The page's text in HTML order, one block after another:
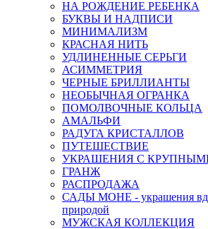
НА РОЖДЕНИЕ РЕБЕНКА
БУКВЫ И НАДПИСИ
МИНИМАЛИЗМ
КРАСНАЯ НИТЬ
УДЛИНЕННЫЕ СЕРЬГИ
АСИММЕТРИЯ
ЧЕРНЫЕ БРИЛЛИАНТЫ
НЕОБЫЧНАЯ ОГРАНКА
ПОМОЛВОЧНЫЕ КОЛЬЦА
АМАЛЬФИ
РАДУГА КРИСТАЛЛОВ
ПУТЕШЕСТВИЕ
УКРАШЕНИЯ С
ГРАНЖ
РАСПРОДАЖА
САДЫ МОНЕ - украшения
природой
МУЖСКАЯ КОЛЛЕКЦИЯ